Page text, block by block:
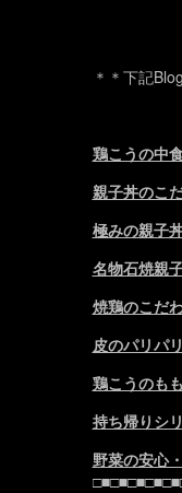
＊＊下記
鶏こうの中
親子丼のこ
極みの親子
名物石焼親
焼鶏のこだ
皮のパリパ
鶏こうのも
持ち帰りシ
野菜の安心